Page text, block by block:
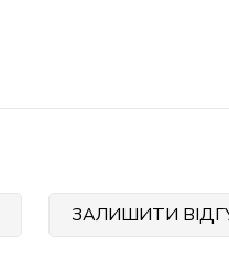
ЗАЛИШИТИ